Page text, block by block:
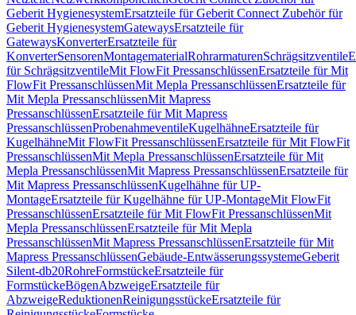
Geberit HygienesystemErsatzteile für Geberit Connect Zubehör für
Geberit HygienesystemGatewaysErsatzteile für
GatewaysKonverterErsatzteile für
KonverterSensorenMontagematerialRohrarmaturenSchrägsitzventile
für SchrägsitzventileMit FlowFit PressanschlüssenErsatzteile für Mit
FlowFit PressanschlüssenMit Mepla PressanschlüssenErsatzteile für
Mit Mepla PressanschlüssenMit Mapress
PressanschlüssenErsatzteile für Mit Mapress
PressanschlüssenProbenahmeventileKugelhähneErsatzteile für
KugelhähneMit FlowFit PressanschlüssenErsatzteile für Mit FlowFit
PressanschlüssenMit Mepla PressanschlüssenErsatzteile für Mit
Mepla PressanschlüssenMit Mapress PressanschlüssenErsatzteile für
Mit Mapress PressanschlüssenKugelhähne für UP-
MontageErsatzteile für Kugelhähne für UP-MontageMit FlowFit
PressanschlüssenErsatzteile für Mit FlowFit PressanschlüssenMit
Mepla PressanschlüssenErsatzteile für Mit Mepla
PressanschlüssenMit Mapress PressanschlüssenErsatzteile für Mit
Mapress PressanschlüssenGebäude-EntwässerungssystemeGeberit
Silent-db20RohreFormstückeErsatzteile für
FormstückeBögenAbzweigeErsatzteile für
AbzweigeReduktionenReinigungsstückeErsatzteile für